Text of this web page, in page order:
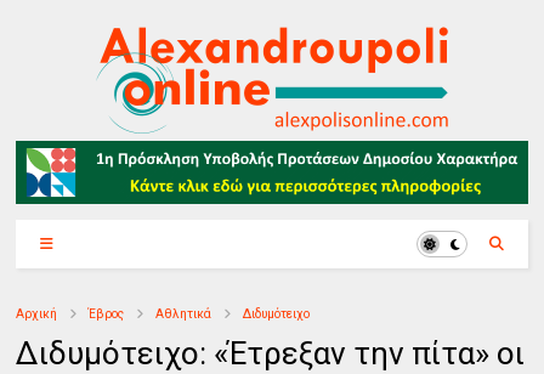
Αρχική Έβρος Αθλητικά Διδυμότειχο
Διδυμότειχο: «Έτρεξαν την πίτα» οι